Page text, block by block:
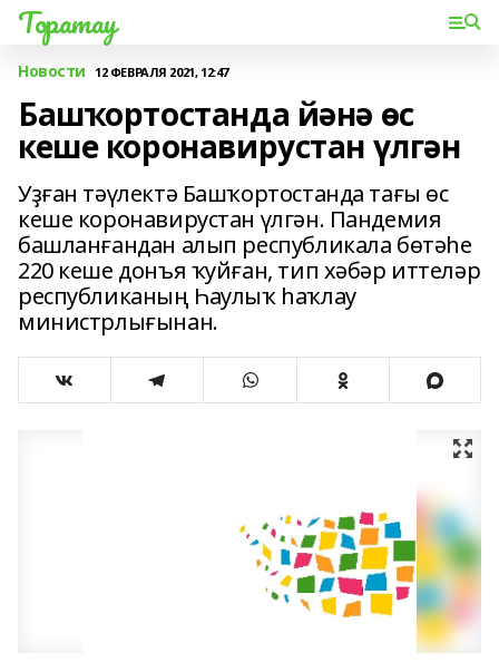
Торатау
Новости 12 ФЕВРАЛЯ 2021, 12:47
Башҡортостанда йәнә өс
кеше коронавирустан үлгән
Уҙған тәүлектә Башҡортостанда тағы өс
кеше коронавирустан үлгән. Пандемия
башланғандан алып республикала бөтәһе
220 кеше донъя ҡуйған, тип хәбәр иттеләр
республиканың Һаулыҡ һаҡлау
министрлығынан.